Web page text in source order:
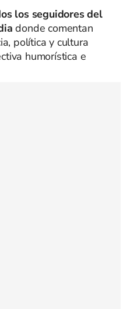
los seguidores del
donde comentan
política y cultura
humorística e